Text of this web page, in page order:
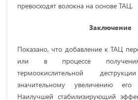
превосходят волокна на основе ТАЦ.
Заключение
Показано, что добавление к ТАЦ
или в процессе получения
термоокислительной
значительному увеличению его
Наилучшей стабилизирующий